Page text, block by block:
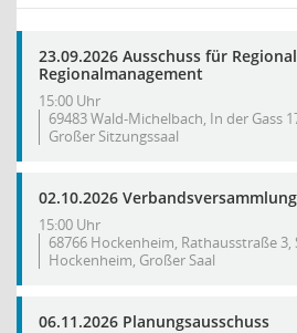
23.09.2026 Ausschuss für
Regionalmanagement
15:00 Uhr
69483 Wald-Michelbach, In der Gass
Großer Sitzungssaal
02.10.2026 Verbandsversammlung
15:00 Uhr
68766 Hockenheim, Rathausstraße
Hockenheim, Großer Saal
06.11.2026 Planungsausschuss